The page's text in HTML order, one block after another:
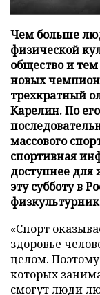
Чем больше
физической
общество и
новых
трехкратный
Карелин. По
массового
спортивная
доступнее
эту субботу в
«Спорт
здоровье
целом.
которых
смогут люди